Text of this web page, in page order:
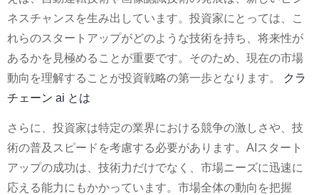
ネスチャンスを生み出しています。投資家にとっては、こ
れらのスタートアップがどのような技術を持ち、将来性が
あるかを見極めることが重要です。そのため、現在の市場
動向を理解することが投資戦略の第一歩となります。
クラ
チェーン ai とは
さらに、投資家は特定の業界における競争の激しさや、技
術の普及スピードを考慮する必要があります。AIスタート
アップの成功は、技術力だけでなく、市場ニーズに迅速に
応える能力にもかかっています。市場全体の動向を把握